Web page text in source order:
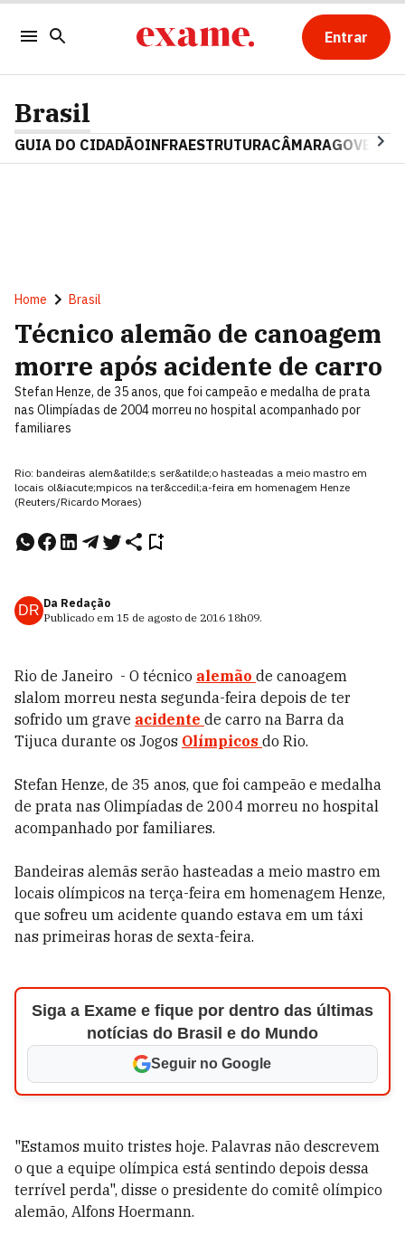
Entrar
Brasil
GUIA DO CIDADÃOINFRAESTRUTURACÂMARAGOVERNO
Home Brasil
Técnico alemão de canoagem
morre após acidente de carro
Stefan Henze, de 35 anos, que foi campeão e medalha de prata
nas Olimpíadas de 2004 morreu no hospital acompanhado por
familiares
Rio: bandeiras alem&atilde;s ser&atilde;o hasteadas a meio mastro em
locais ol&iacute;mpicos na ter&ccedil;a-feira em homenagem Henze
(Reuters/Ricardo Moraes)
DR Da Redação
Publicado em 15 de agosto de 2016 18h09.
Rio de Janeiro - O técnico alemão de canoagem
slalom morreu nesta segunda-feira depois de ter
sofrido um grave acidente de carro na Barra da
Tijuca durante os Jogos Olímpicos do Rio.
Stefan Henze, de 35 anos, que foi campeão e medalha
de prata nas Olimpíadas de 2004 morreu no hospital
acompanhado por familiares.
Bandeiras alemãs serão hasteadas a meio mastro em
locais olímpicos na terça-feira em homenagem Henze,
que sofreu um acidente quando estava em um táxi
nas primeiras horas de sexta-feira.
Siga a Exame e fique por dentro das últimas
notícias do Brasil e do Mundo
Seguir no Google
"Estamos muito tristes hoje. Palavras não descrevem
o que a equipe olímpica está sentindo depois dessa
terrível perda", disse o presidente do comitê olímpico
alemão, Alfons Hoermann.